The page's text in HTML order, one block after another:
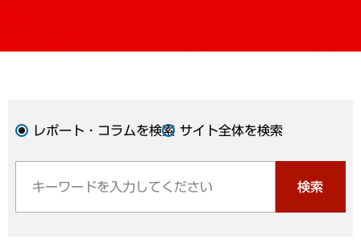
レポート・コラムを検索 サイト全体を検索
検索